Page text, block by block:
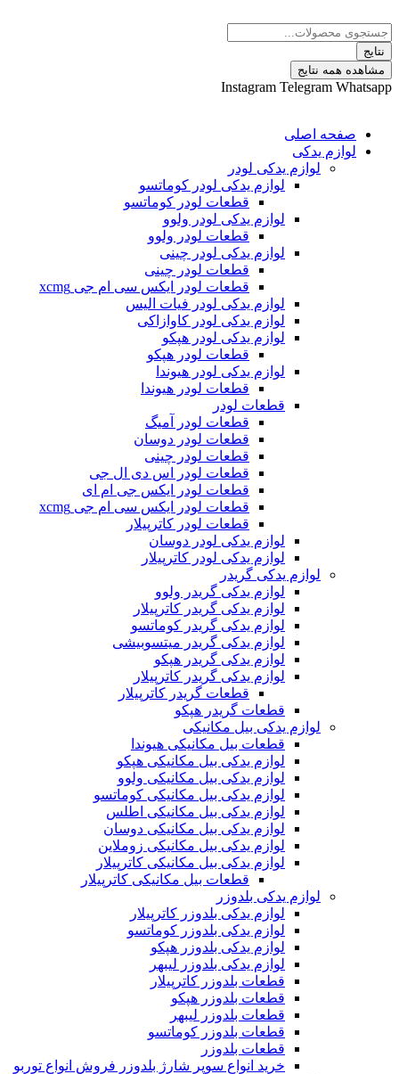
نتایج
Instagram Telegram
اصلی
یدکی
لوازم یدکی لودر
لوازم یدکی لودر کوماتسو
قطعات لودر کوماتسو
لوازم یدکی لودر ولوو
قطعات لودر ولوو
لوازم یدکی لودر چینی
قطعات لودر چینی
قطعات لودر ایکس سی ام جی xcmg
لوازم یدکی لودر فیات الیس
لوازم یدکی لودر کاوازاکی
لوازم یدکی لودر هپکو
قطعات لودر هپکو
لوازم یدکی لودر هیوندا
قطعات لودر هیوندا
قطعات لودر
قطعات لودر آمیگ
قطعات لودر دوسان
قطعات لودر چینی
قطعات لودر اس دی ال جی
قطعات لودر ایکس جی ام ای
قطعات لودر ایکس سی ام جی xcmg
قطعات لودر کاترپیلار
لوازم یدکی لودر دوسان
لوازم یدکی لودر کاترپیلار
لوازم یدکی گریدر
لوازم یدکی گریدر ولوو
لوازم یدکی گریدر کاترپیلار
لوازم یدکی گریدر کوماتسو
لوازم یدکی گریدر میتسوبیشی
لوازم یدکی گریدر هپکو
لوازم یدکی گریدر کاترپیلار
قطعات گریدر کاترپیلار
قطعات گریدر هپکو
لوازم یدکی بیل مکانیکی
قطعات بیل مکانیکی هیوندا
لوازم یدکی بیل مکانیکی هپکو
لوازم یدکی بیل مکانیکی ولوو
لوازم یدکی بیل مکانیکی کوماتسو
لوازم یدکی بیل مکانیکی اطلس
لوازم یدکی بیل مکانیکی دوسان
لوازم یدکی بیل مکانیکی زوملاین
لوازم یدکی بیل مکانیکی کاترپیلار
قطعات بیل مکانیکی کاترپیلار
لوازم یدکی بلدوزر
لوازم یدکی بلدوزر کاترپیلار
لوازم یدکی بلدوزر کوماتسو
لوازم یدکی بلدوزر هپکو
لوازم یدکی بلدوزر لیبهر
قطعات بلدوزر کاترپیلار
قطعات بلدوزر هپکو
قطعات بلدوزر لیبهر
قطعات بلدوزر کوماتسو
قطعات بلدوزر
خرید انواع سوپر شارژ بلدوزر فروش انواع توربو